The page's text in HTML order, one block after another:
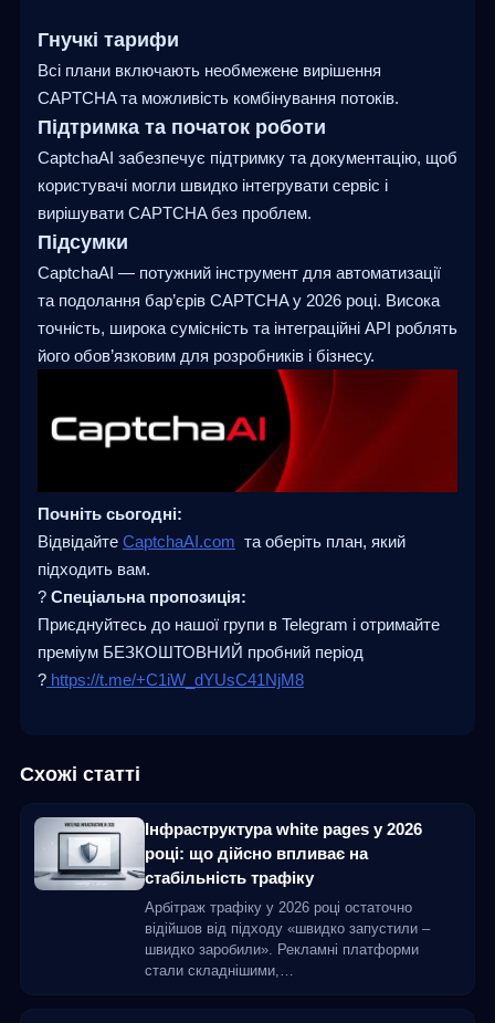
Гнучкі тарифи
Всі плани включають необмежене вирішення
CAPTCHA та можливість комбінування потоків.
Підтримка та початок роботи
CaptchaAI забезпечує підтримку та документацію, щоб
користувачі могли швидко інтегрувати сервіс і
вирішувати CAPTCHA без проблем.
Підсумки
CaptchaAI — потужний інструмент для автоматизації
та подолання бар’єрів CAPTCHA у 2026 році. Висока
точність, широка сумісність та інтеграційні API роблять
його обов’язковим для розробників і бізнесу.
Почніть сьогодні:
Відвідайте CaptchaAI.com та оберіть план, який
підходить вам.
? Спеціальна пропозиція:
Приєднуйтесь до нашої групи в Telegram і отримайте
преміум БЕЗКОШТОВНИЙ пробний період
? https://t.me/+C1iW_dYUsC41NjM8
Схожі статті
Інфраструктура white pages у 2026
році: що дійсно впливає на
стабільність трафіку
Арбітраж трафіку у 2026 році остаточно
відійшов від підходу «швидко запустили –
швидко заробили». Рекламні платформи
стали складнішими,…